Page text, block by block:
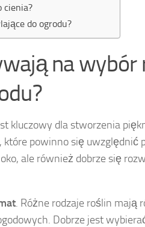
cienia?
do ogrodu?
na wybór
kluczowy dla stworzenia
powinno się uwzględnić
ale również dobrze się
. Różne rodzaje roślin mają
Dobrze jest